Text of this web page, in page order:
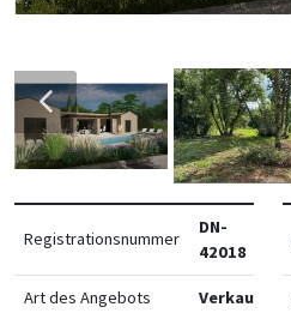
Registrationsnummer
DN-
42018
Art des Angebots Verkauf